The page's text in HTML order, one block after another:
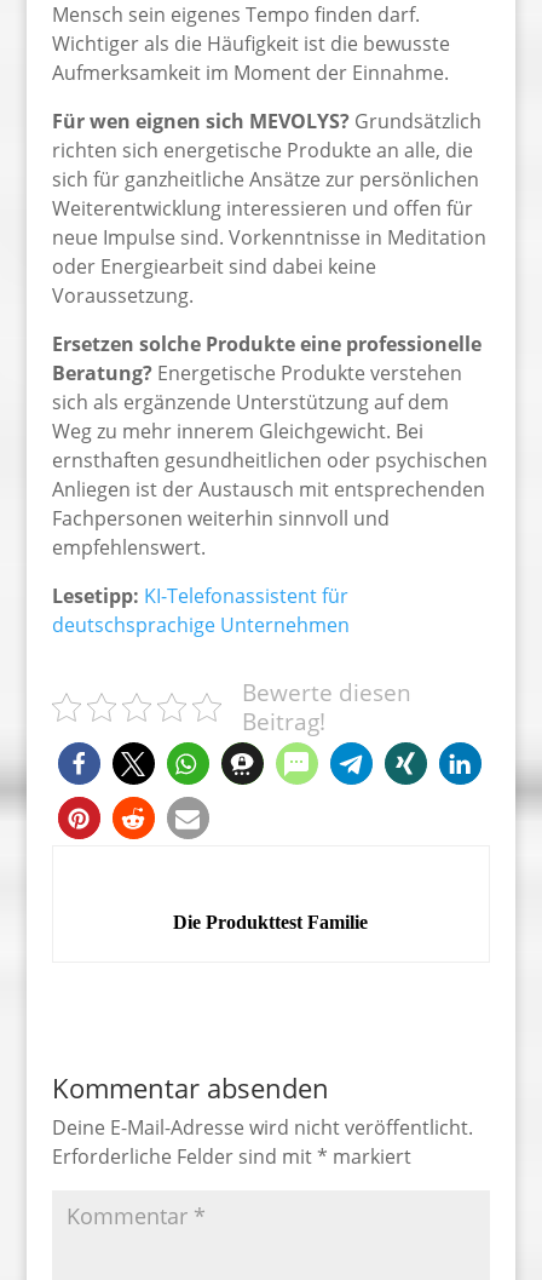
Mensch sein eigenes Tempo finden darf.
Wichtiger als die Häufigkeit ist die bewusste
Aufmerksamkeit im Moment der Einnahme.
Für wen eignen sich MEVOLYS?Grundsätzlich
richten sich energetische Produkte an alle, die
sich für ganzheitliche Ansätze zur persönlichen
Weiterentwicklung interessieren und offen für
neue Impulse sind. Vorkenntnisse in Meditation
oder Energiearbeit sind dabei keine
Voraussetzung.
Ersetzen solche Produkte eine professionelle
Beratung?Energetische Produkte verstehen
sich als ergänzende Unterstützung auf dem
Weg zu mehr innerem Gleichgewicht. Bei
ernsthaften gesundheitlichen oder psychischen
Anliegen ist der Austausch mit entsprechenden
Fachpersonen weiterhin sinnvoll und
empfehlenswert.
Lesetipp: KI-Telefonassistent für
deutschsprachige Unternehmen
Bewerte diesen
Beitrag!
Die Produkttest Familie
Kommentar absenden
Deine E-Mail-Adresse wird nicht veröffentlicht.
Erforderliche Felder sind mit* markiert